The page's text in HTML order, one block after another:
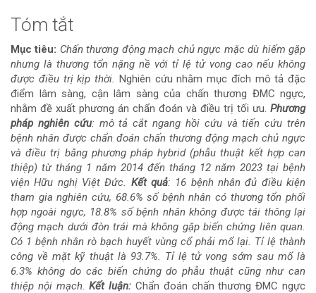
Nội
dung
chính
của
bài
viết
Tóm tắt
Mục tiêu: Chấn thương động mạch chủ ngực mặc dù hiếm gặp
nhưng là thương tổn nặng nề với tỉ lệ tử vong cao nếu không
được điều trị kịp thời. Nghiên cứu nhằm mục đích mô tả đặc
điểm lâm sàng, cận lâm sàng của chấn thương ĐMC ngực,
nhằm đề xuất phương án chẩn đoán và điều trị tối ưu. Phương
pháp nghiên cứu: mô tả cắt ngang hồi cứu và tiến cứu trên
bệnh nhân được chẩn đoán chấn thương động mạch chủ ngực
và điều trị bằng phương pháp hybrid (phẫu thuật kết hợp can
thiệp) từ tháng 1 năm 2014 đến tháng 12 năm 2023 tại bệnh
viện Hữu nghị Việt Đức. Kết quả: 16 bệnh nhân đủ điều kiện
tham gia nghiên cứu, 68.6% số bệnh nhân có thương tổn phối
hợp ngoài ngực, 18.8% số bệnh nhân không được tái thông lại
động mạch dưới đòn trái mà không gặp biến chứng liên quan.
Có 1 bệnh nhân rò bạch huyết vùng cổ phải mổ lại. Tỉ lệ thành
công về mặt kỹ thuật là 93.7%. Tỉ lệ tử vong sớm sau mổ là
6.3% không do các biến chứng do phẫu thuật cũng như can
thiệp nội mạch.Kết luận: Chẩn đoán chấn thương ĐMC ngực